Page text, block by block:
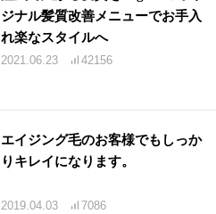
ジナル髪質改善メニューでお手入
れ楽なスタイルへ
2021.06.23 42156
エイジング毛のお客様でもしっか
りキレイになります。
2019.04.03 7086